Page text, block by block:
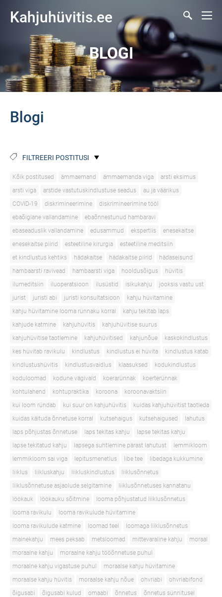
Kahjuhüvitis.ee
BLOGI
Blogi
FILTREERI POSTITUSI
Kõik postitused ämmaemand ämmaemanda viga
arsti eksimus
arsti viga
arstide vastutuskindlustuse seadus
au ja väärikus
COVID-19
diskrimineerimine
diskrimineerimine tööl
ebaõiglane vallandamine
ebaõnnestunud hambaravi
ebaseaduslik vallandamine
edusammud ekspertiis
enesekaitse
enesekaitse piirid
esteetiline kirurgia
esteetiline meditsiin
et kindlustus kehtiks
hädakaitse hädakaitse piirid
hädaseisund
hambaarsti ravivead
hambaarsti viga hooldusõigus
hüvitis
ilumeditsiin
iluoperatsioon ilusüstid isikukahju
jooksis vastu ust
jurist
juristi abi juristi konsultatsioon
kahju hüvitamine
kahju hüvitamine looma rünnaku korral
kahju tekitab laps
kahjude katmine
kahjuhüvitis
kahjuhüvitise suurus
kahjuhüvitise taotlemine
kahjuhüvitised kahjunõue
kaskokindlustus
kes hüvitab ravikulu
kindlustus kindlustus ei hüvita
kindlustus katab
kindlustushüvitis
kindlustusvaidlus klaasuksed
kodukindlustus
koduloomad
kodune vägivald koerarünnak
koerterünnak
kohtulahend
kohtupraktika koroona
koroonavaktsiin
kui loom ründab
kui suur on kahjuhüvitis
kuidas kahjuhüvitist taotleda
kuidas käituda õnnetuse korral
kutsehaigus kutsehaigused
lahutus
laps põhjustas õnnetuse
laps tekitas kahju
lapse tekitas kahju
lapse tekitatud kahju
lapsega suhtlemine pärast lahutust
lemmikloom
lemmikloom sai viga
lepitusmenetlus libe tee
libedaga kukkumine
liiklus
liikluskahju liikluskindlustus
liiklusõnnetus
liiklusõnnetuse asjaolude selgitamine
liiklusõnnetuses kannatanu
löökauk
löökauku sõitmine
looma põhjustatud liiklusõnnetus
looma ravikulu
looma ravikulude hüvitamine
looma ravikulude katmine
loomad teel
loomaga liiklusõnnetus
mainekahju
mees peksab metsloomad mittevaraline kahju
moraal
moraalne kahju
moraalne kahju tööõnnetuse puhul
moraalne kahju vigastuse puhul
moraalse kahju hüvitamine
moraalse kahju hüvitis
moraalse kahju nõue ohvriabi
ohvriabifond
õigusabi
õigusabi kulud omaabi õnnetus
õnnetus sünnitusel